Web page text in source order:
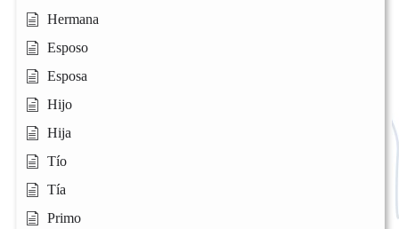
Hermana
Esposo
Esposa
Hijo
Hija
Tío
Tía
Primo